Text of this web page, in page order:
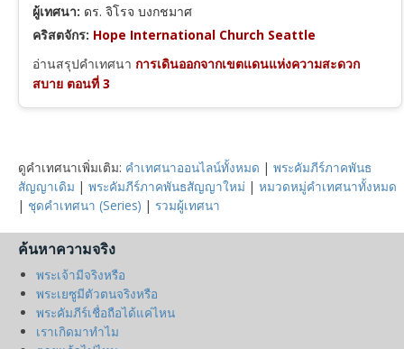
ผู้เทศนา: ดร. จิโรจ บงกชมาศ
คริสตจักร: Hope International Church Seattle
อ่านสรุปคำเทศนา การเดินออกจากเขตแดนแห่งความสะดวก
สบาย ตอนที่ 3
ดูคำเทศนาเพิ่มเติม: คำเทศนาออนไลน์ทั้งหมด | พระคัมภีร์ภาคพันธ
สัญญาเดิม | พระคัมภีร์ภาคพันธสัญญาใหม่ | หมวดหมู่คำเทศนาทั้งหมด
| ชุดคำเทศนา (Series) | รวมผู้เทศนา
ค้นหาความจริง
พระเจ้ามีจริงหรือ
พระเยซูมีตัวตนจริงหรือ
พระคัมภีร์เชื่อถือได้แค่ไหน
เราเกิดมาทำไม